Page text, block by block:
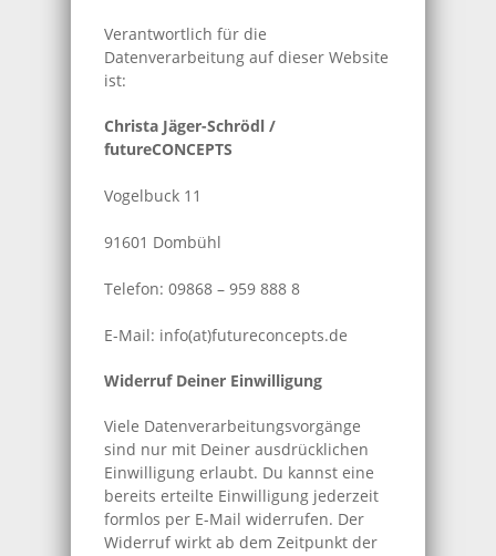
Verantwortlich für die
Datenverarbeitung auf dieser Website
ist:
Christa Jäger-Schrödl /
futureCONCEPTS
Vogelbuck 11
91601 Dombühl
Telefon: 09868 – 959 888 8
E-Mail: info(at)futureconcepts.de
Widerruf Deiner Einwilligung
Viele Datenverarbeitungsvorgänge
sind nur mit Deiner ausdrücklichen
Einwilligung erlaubt. Du kannst eine
bereits erteilte Einwilligung jederzeit
formlos per E-Mail widerrufen. Der
Widerruf wirkt ab dem Zeitpunkt der